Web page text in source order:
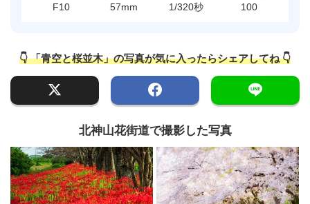
F10 57mm 1/320秒 100
👇 「青空と桜並木」の写真が気に入ったらシェアしてね 👇
北神山花街道で撮影した写真